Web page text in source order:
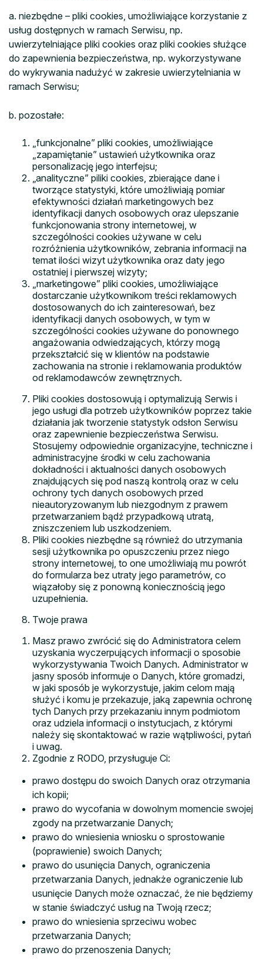
a. niezbędne – pliki cookies, umożliwiające korzystanie z
usług dostępnych w ramach Serwisu, np.
uwierzytelniające pliki cookies oraz pliki cookies służące
do zapewnienia bezpieczeństwa, np. wykorzystywane
do wykrywania nadużyć w zakresie uwierzytelniania w
ramach Serwisu;
b. pozostałe:
„funkcjonalne” pliki cookies, umożliwiające
„zapamiętanie” ustawień użytkownika oraz
personalizację jego interfejsu;
„analityczne” piliki cookies, zbierające dane i
tworzące statystyki, które umożliwiają pomiar
efektywności działań marketingowych bez
identyfikacji danych osobowych oraz ulepszanie
funkcjonowania strony internetowej, w
szczególności cookies używane w celu
rozróżnienia użytkowników, zebrania informacji na
temat ilości wizyt użytkownika oraz daty jego
ostatniej i pierwszej wizyty;
„marketingowe” pliki cookies, umożliwiające
dostarczanie użytkownikom treści reklamowych
dostosowanych do ich zainteresowań, bez
identyfikacji danych osobowych, w tym w
szczególności cookies używane do ponownego
angażowania odwiedzających, którzy mogą
przekształcić się w klientów na podstawie
zachowania na stronie i reklamowania produktów
od reklamodawców zewnętrznych.
Pliki cookies dostosowują i optymalizują Serwis i
jego usługi dla potrzeb użytkowników poprzez takie
działania jak tworzenie statystyk odsłon Serwisu
oraz zapewnienie bezpieczeństwa Serwisu.
Stosujemy odpowiednie organizacyjne, techniczne i
administracyjne środki w celu zachowania
dokładności i aktualności danych osobowych
znajdujących się pod naszą kontrolą oraz w celu
ochrony tych danych osobowych przed
nieautoryzowanym lub niezgodnym z prawem
przetwarzaniem bądź przypadkową utratą,
zniszczeniem lub uszkodzeniem.
Pliki cookies niezbędne są również do utrzymania
sesji użytkownika po opuszczeniu przez niego
strony internetowej, to one umożliwiają mu powrót
do formularza bez utraty jego parametrów, co
wiązałoby się z ponowną koniecznością jego
uzupełnienia.
Twoje prawa
Masz prawo zwrócić się do Administratora celem
uzyskania wyczerpujących informacji o sposobie
wykorzystywania Twoich Danych. Administrator w
jasny sposób informuje o Danych, które gromadzi,
w jaki sposób je wykorzystuje, jakim celom mają
służyć i komu je przekazuje, jaką zapewnia ochronę
tych Danych przy przekazaniu innym podmiotom
oraz udziela informacji o instytucjach, z którymi
należy się skontaktować w razie wątpliwości, pytań
i uwag.
Zgodnie z RODO, przysługuje Ci:
prawo dostępu do swoich Danych oraz otrzymania
ich kopii;
prawo do wycofania w dowolnym momencie swojej
zgody na przetwarzanie Danych;
prawo do wniesienia wniosku o sprostowanie
(poprawienie) swoich Danych;
prawo do usunięcia Danych, ograniczenia
przetwarzania Danych, jednakże ograniczenie lub
usunięcie Danych może oznaczać, że nie będziemy
w stanie świadczyć usług na Twoją rzecz;
prawo do wniesienia sprzeciwu wobec
przetwarzania Danych;
prawo do przenoszenia Danych;